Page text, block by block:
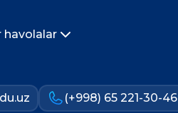
havolalar
(+998) 65 221-30-46